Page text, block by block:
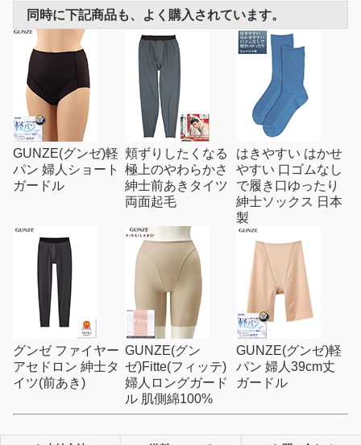
同時に下記商品も、よく購入されています。
GUNZE(グンゼ)軽
パン 婦人ショート
ガードル
頬ずりしたくなる
極上のやわらかさ
紳士前あきタイツ
両面起毛
はきやすい はかせ
やすい 口ゴムなし
で履き口ゆったり
紳士ソックス 日本
製
グンゼ ファイヤー
アセドロン 紳士タ
イツ(前あき)
GUNZE(グン
ゼ)Fitte(フィッテ)
婦人ロングガード
ル 肌側綿100%
GUNZE(グンゼ)軽
パン 婦人39cm丈
ガードル